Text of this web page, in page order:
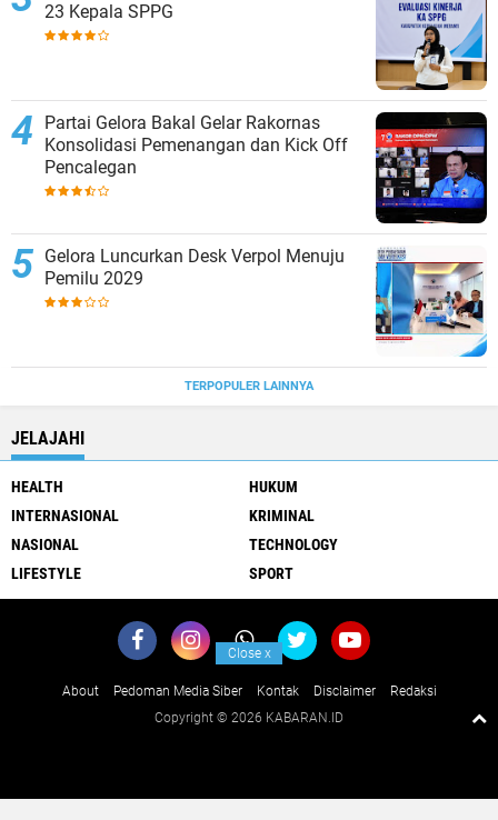
23 Kepala SPPG
Partai Gelora Bakal Gelar Rakornas
Konsolidasi Pemenangan dan Kick Off
Pencalegan
Gelora Luncurkan Desk Verpol Menuju
Pemilu 2029
TERPOPULER LAINNYA
JELAJAHI
HEALTH
HUKUM
INTERNASIONAL
KRIMINAL
NASIONAL
TECHNOLOGY
LIFESTYLE
SPORT
About Pedoman Media Siber Kontak Disclaimer
Redaksi
Copyright © 2026 KABARAN.ID
Close x